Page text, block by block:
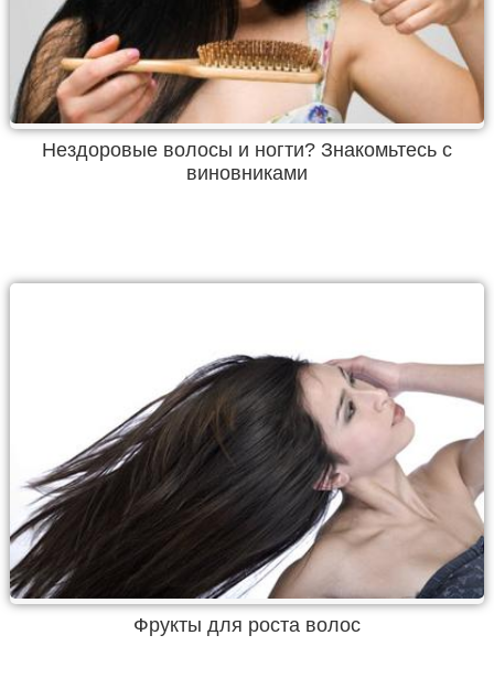
Нездоровые волосы и ногти? Знакомьтесь с
виновниками
Фрукты для роста волос